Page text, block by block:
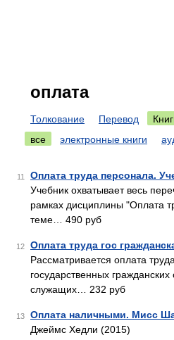
оплата
Толкование Перевод
все
электронные книги
11 Оплата труда персонала.
Учебник охватывает весь
рамках дисциплины "Оплата
теме… 490 руб
12 Оплата труда гос
Рассматривается оплата
государственных
служащих… 232 руб
13 Оплата наличными. Мисс
Джеймс Хедли (2015)